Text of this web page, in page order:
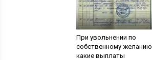
При увольнении по
собственному желанию
какие выплаты